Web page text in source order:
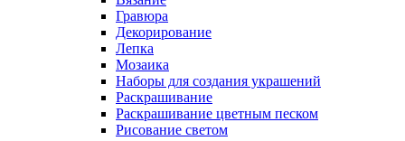
Гравюра
Декорирование
Лепка
Мозаика
Наборы для создания украшений
Раскрашивание
Раскрашивание цветным песком
Рисование светом